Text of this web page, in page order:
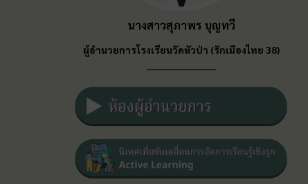
นางสาวสุภาพร บุญทวี
ผู้อำนวยการโรงเรียนวัดหัวป่า (รักเมืองไทย 38)